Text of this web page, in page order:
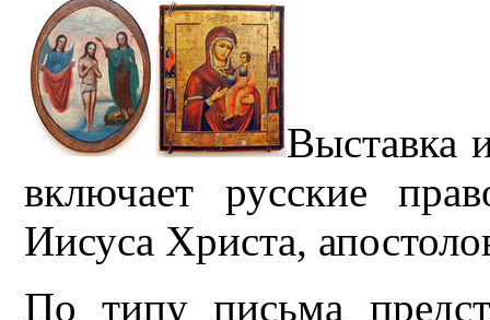
Выставка
включает русские
Иисуса Христа,
По типу письма